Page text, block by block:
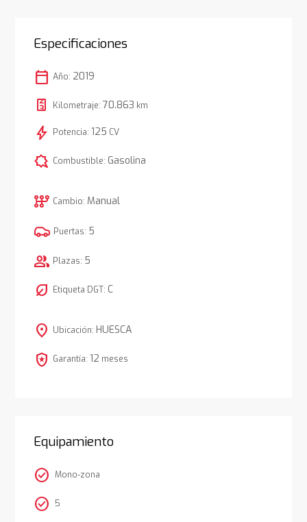
Especificaciones
calendar_today Año: 2019
Kilometraje: 70.863 km
bolt Potencia: 125 CV
comic_bubble Combustible: Gasolina
auto_transmission Cambio: Manual
Puertas: 5
group Plazas: 5
nest_eco_leaf Etiqueta DGT: C
location_on Ubicación: HUESCA
local_police Garantía: 12 meses
Equipamiento
check_circle Mono-zona
check_circle 5